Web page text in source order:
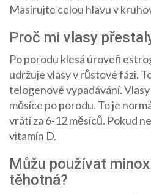
Masírujte celou hlavu v
Proč mi vlasy
Po porodu klesá úroveň
udržuje vlasy v růstové fázi.
telogenové vypadávání.
měsíce po porodu. To je
vrátí za 6-12 měsíců. Pokud
vitamín D.
Můžu používat
těhotná?